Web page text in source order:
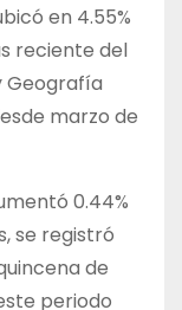
en 4.55%
reciente del
Geografía
marzo de
0.44%
se registró
de
periodo